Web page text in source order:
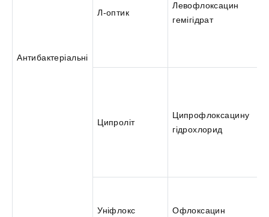
Антибактеріальні
Л-оптик
Левофлоксацин
гемігідрат
Ципроліт
Ципрофлоксацину
гідрохлорид
Уніфлокс Офлоксацин